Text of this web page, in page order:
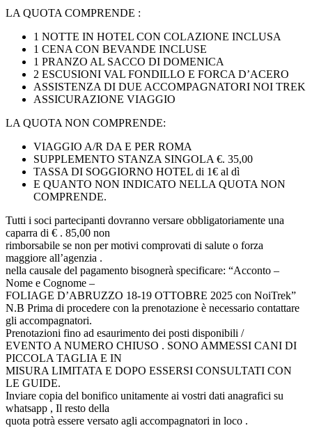
LA QUOTA COMPRENDE :
1 NOTTE IN HOTEL CON COLAZIONE INCLUSA
1 CENA CON BEVANDE INCLUSE
1 PRANZO AL SACCO DI DOMENICA
2 ESCUSIONI VAL FONDILLO E FORCA D’ACERO
ASSISTENZA DI DUE ACCOMPAGNATORI NOI TREK
ASSICURAZIONE VIAGGIO
LA QUOTA NON COMPRENDE:
VIAGGIO A/R DA E PER ROMA
SUPPLEMENTO STANZA SINGOLA €. 35,00
TASSA DI SOGGIORNO HOTEL di 1€ al dì
E QUANTO NON INDICATO NELLA QUOTA NON
COMPRENDE.
Tutti i soci partecipanti dovranno versare obbligatoriamente una
caparra di € . 85,00 non
rimborsabile se non per motivi comprovati di salute o forza
maggiore all’agenzia .
nella causale del pagamento bisognerà specificare: “Acconto –
Nome e Cognome –
FOLIAGE D’ABRUZZO 18-19 OTTOBRE 2025 con NoiTrek”
N.B Prima di procedere con la prenotazione è necessario contattare
gli accompagnatori.
Prenotazioni fino ad esaurimento dei posti disponibili /
EVENTO A NUMERO CHIUSO . SONO AMMESSI CANI DI
PICCOLA TAGLIA E IN
MISURA LIMITATA E DOPO ESSERSI CONSULTATI CON
LE GUIDE.
Inviare copia del bonifico unitamente ai vostri dati anagrafici su
whatsapp , Il resto della
quota potrà essere versato agli accompagnatori in loco .